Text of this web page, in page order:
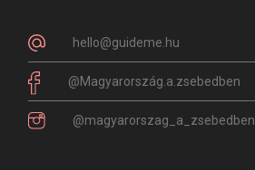
hello@guideme.hu
@Magyarország.a.zsebedben
@magyarorszag_a_zsebedben